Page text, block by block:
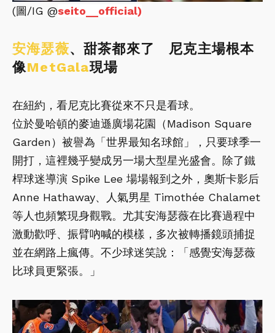
(圖/IG @seito__official)
安海瑟薇、甜茶都來了 尼克主場根本
像MetGala現場
在紐約，看尼克比賽從來不只是看球。
位於曼哈頓的麥迪遜廣場花園（Madison Square
Garden）被譽為「世界最知名球館」，只要球季一
開打，這裡幾乎變成另一場大型星光盛會。除了鐵
桿球迷導演 Spike Lee 場場報到之外，奧斯卡影后
Anne Hathaway、人氣男星 Timothée Chalamet
等人也頻繁現身觀戰。尤其安海瑟薇在比賽過程中
激動歡呼、振臂吶喊的模樣，多次被轉播鏡頭捕捉
並在網路上瘋傳。不少球迷笑說：「感覺安海瑟薇
比球員更緊張。」